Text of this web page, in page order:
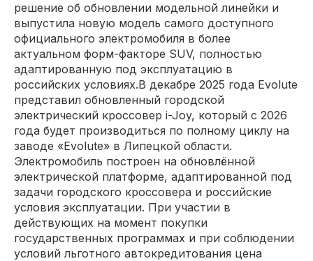
решение об обновлении модельной линейки и
выпустила новую модель самого доступного
официального электромобиля в более
актуальном форм-факторе SUV, полностью
адаптированную под эксплуатацию в
российских условиях.В декабре 2025 года Evolute
представил обновленный городской
электрический кроссовер i-Joy, который с 2026
года будет производиться по полному циклу на
заводе «Evolute» в Липецкой области.
Электромобиль построен на обновлённой
электрической платформе, адаптированной под
задачи городского кроссовера и российские
условия эксплуатации. При участии в
действующих на момент покупки
государственных программах и при соблюдении
условий льготного автокредитования цена